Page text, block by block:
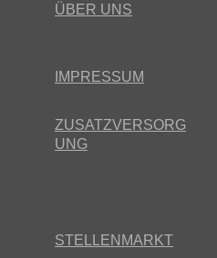
ÜBER UNS
IMPRESSUM
ZUSATZVERSORG
UNG
STELLENMARKT